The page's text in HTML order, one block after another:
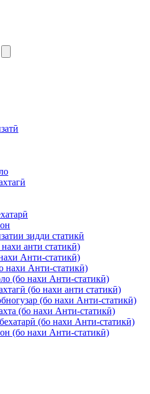
зидди статикӣ
анти статикӣ)
Анти-статикӣ)
нахи Анти-статикӣ)
(бо нахи Анти-статикӣ)
(бо нахи анти статикӣ)
(бо нахи Анти-статикӣ)
(бо нахи Анти-статикӣ)
(бо нахи Анти-статикӣ)
(бо нахи Анти-статикӣ)